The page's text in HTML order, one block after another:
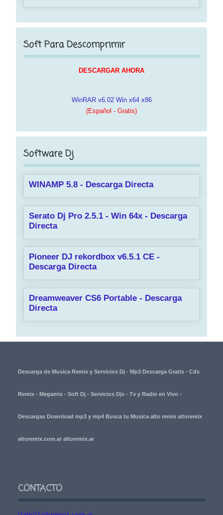
Soft Para Descomprimir
DESCARGAR AHORA
WinRAR v6.02 Win x64 x86
(Español - Gratis)
Software Dj
WINAMP 5.8 - Descarga Directa
Serato Dj Pro 2.5.1 - Win 64x - Descarga
Directa
Pioneer DJ rekordbox v6.5.1 CE -
Descarga Directa
Dreamweaver CS6 Portable - Descarga
Directa
Descarga de Musica Remix y Servicios Dj - Mp3 Descarga Gratis - Cds
Remix - Megamix - Soft Dj - Servicios Djs - Tv y Radio en Vivo -
Descargas Download mp3 y mp4 Busca tu Musica alto remix altoremix
altoremix.com.ar altoremix.ar
CONTACTO